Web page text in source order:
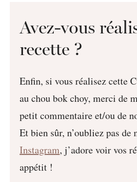
Avez-vous
recette ?
Enfin, si vous réalisez cette
au chou bok choy, merci de
petit commentaire et/ou de
Et bien sûr, n’oubliez pas de
Instagram, j’adore voir vos
appétit !